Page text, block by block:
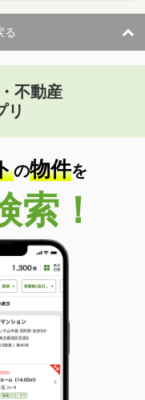
る
不動産
リ
の物件を
索！